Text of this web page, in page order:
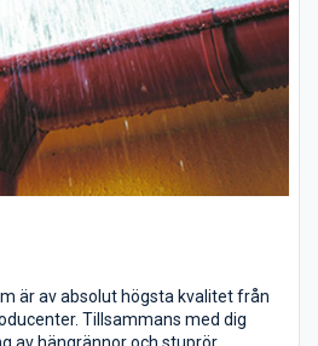
är av absolut högsta kvalitet från
Tillsammans med dig
av hängrännor och stuprör.